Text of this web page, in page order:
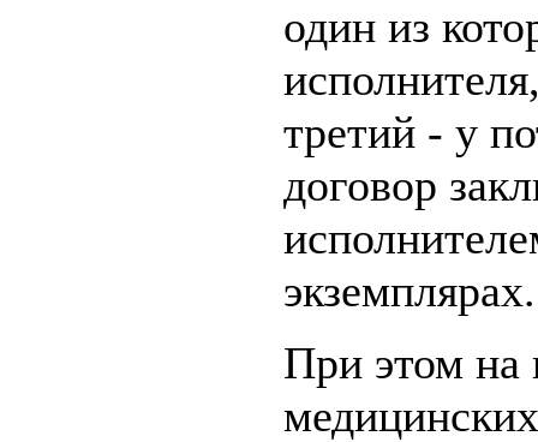
один из
третий - у
договор
экземплярах.
При этом на